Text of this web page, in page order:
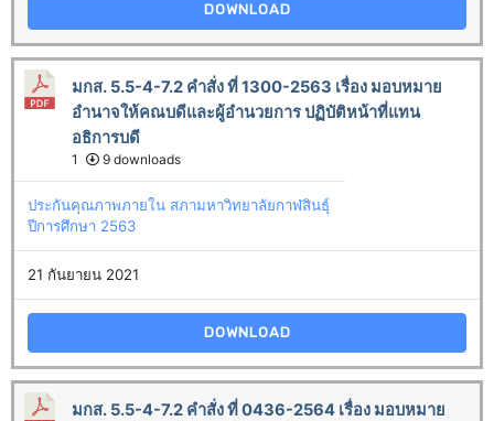
DOWNLOAD
มกส. 5.5-4-7.2 คำสั่ง ที่ 1300-2563 เรื่อง มอบหมาย
อำนาจให้คณบดีและผู้อำนวยการ ปฏิบัติหน้าที่แทน
อธิการบดี
1 9 downloads
ประกันคุณภาพภายใน สภามหาวิทยาลัยกาฬสินธุ์
ปีการศึกษา 2563
21 กันยายน 2021
DOWNLOAD
มกส. 5.5-4-7.2 คำสั่ง ที่ 0436-2564 เรื่อง มอบหมาย